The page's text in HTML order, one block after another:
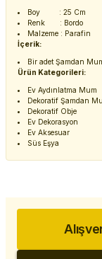
Boy : 25 Cm
Renk : Bordo
Malzeme : Parafin
İçerik:
Bir adet Şamdan
Ürün Kategorileri:
Ev Aydınlatma Mum
Dekoratif Şamdan
Dekoratif Obje
Ev Dekorasyon
Ev Aksesuar
Süs Eşya